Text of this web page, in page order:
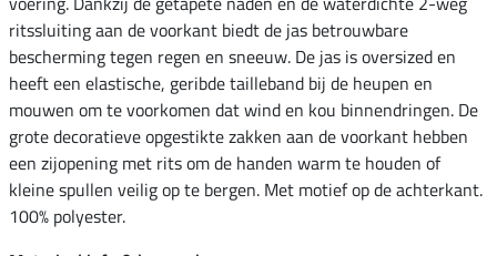
ritssluiting aan de voorkant biedt de jas betrouwbare
bescherming tegen regen en sneeuw. De jas is oversized en
heeft een elastische, geribde tailleband bij de heupen en
mouwen om te voorkomen dat wind en kou binnendringen. De
grote decoratieve opgestikte zakken aan de voorkant hebben
een zijopening met rits om de handen warm te houden of
kleine spullen veilig op te bergen. Met motief op de achterkant.
100% polyester.